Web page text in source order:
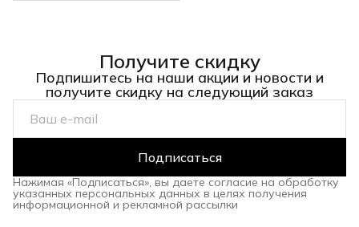
Получите скидку
Подпишитесь на наши акции и новости и
получите скидку на следующий заказ
Подписаться
Нажимая «Подписаться», вы даете согласие на обработку
указанных персональных данных в целях получения
информационной и рекламной рассылки